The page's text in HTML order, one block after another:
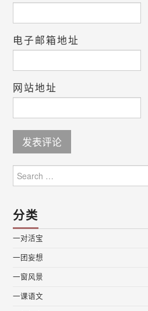
电子邮箱地址
网站地址
for:
分类
一对活宝
一团妄想
一窗风景
一课语文